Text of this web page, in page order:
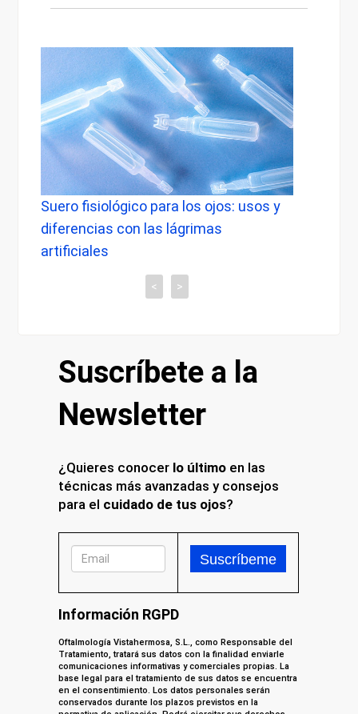
Suero fisiológico para los ojos: usos y
diferencias con las lágrimas
artificiales
< >
Suscríbete a la
Newsletter
¿Quieres conocer lo último en las
técnicas más avanzadas y consejos
para el cuidado de tus ojos?
Información RGPD
Oftalmología Vistahermosa, S.L., como Responsable del
Tratamiento, tratará sus datos con la finalidad enviarle
comunicaciones informativas y comerciales propias. La
base legal para el tratamiento de sus datos se encuentra
en el consentimiento. Los datos personales serán
conservados durante los plazos previstos en la